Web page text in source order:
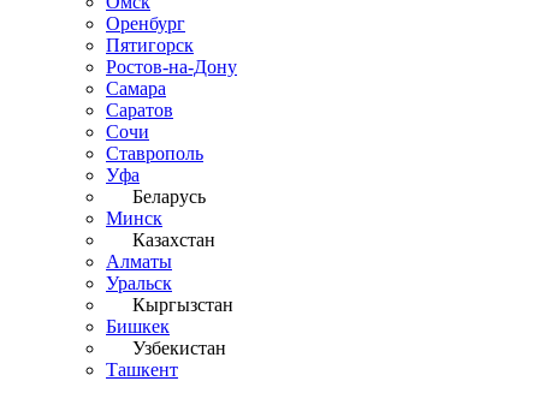
Оренбург
Пятигорск
Ростов-на-Дону
Самара
Саратов
Сочи
Ставрополь
Уфа
Беларусь
Минск
Казахстан
Алматы
Уральск
Кыргызстан
Бишкек
Узбекистан
Ташкент